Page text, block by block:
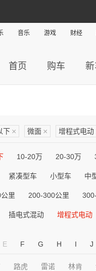
音乐 游戏 财经
首页 购车 新
下 × 微面 × 增程式电动
10-20万 20-30万
紧凑型车 小型车 中
里 200-300公里
插电式混动 增程式电动
E F G H I J
路虎 雷诺 林肯